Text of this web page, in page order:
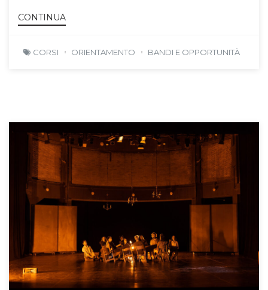
CONTINUA
CORSI ORIENTAMENTO BANDI E OPPORTUNITÀ